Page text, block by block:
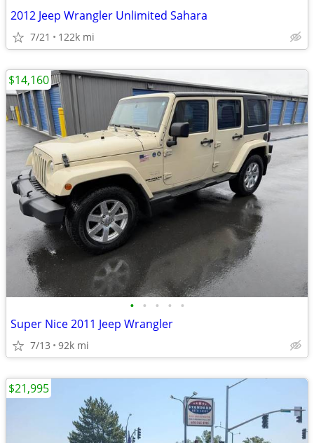
2012 Jeep Wrangler Unlimited Sahara
7/21 122k mi
• • • • •
Super Nice 2011 Jeep Wrangler
7/13 92k mi
$14,160
$21,995